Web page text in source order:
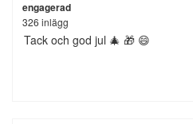
engagerad
326 inlägg
Tack och god jul 🎄 🎁 😄